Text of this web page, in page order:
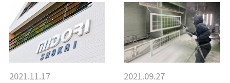
2021.11.17 2021.09.27